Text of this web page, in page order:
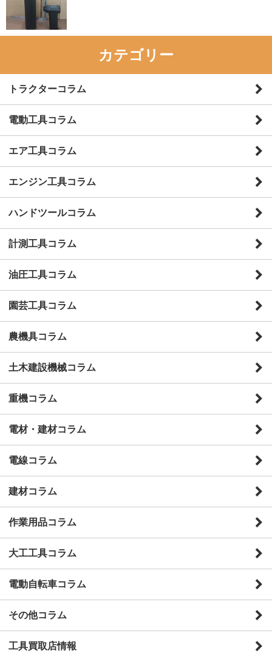
カテゴリー
トラクターコラム
電動工具コラム
エア工具コラム
エンジン工具コラム
ハンドツールコラム
計測工具コラム
油圧工具コラム
園芸工具コラム
農機具コラム
土木建設機械コラム
重機コラム
電材・建材コラム
電線コラム
建材コラム
作業用品コラム
大工工具コラム
電動自転車コラム
その他コラム
工具買取店情報